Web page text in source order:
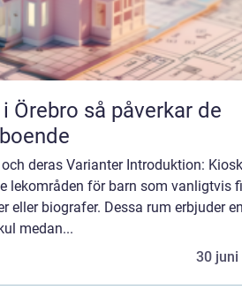
påverkar de
deras Varianter Introduktion: Kiosk
lekområden för barn som vanligtvis
eller biografer. Dessa rum erbjuder
medan...
30 juni